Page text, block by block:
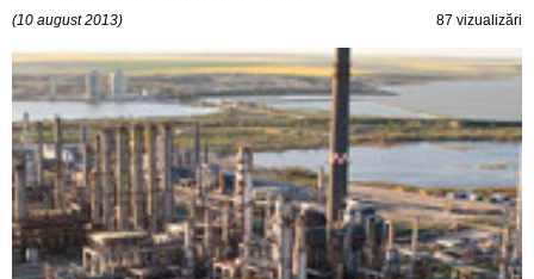
(10 august 2013) 87 vizualizări